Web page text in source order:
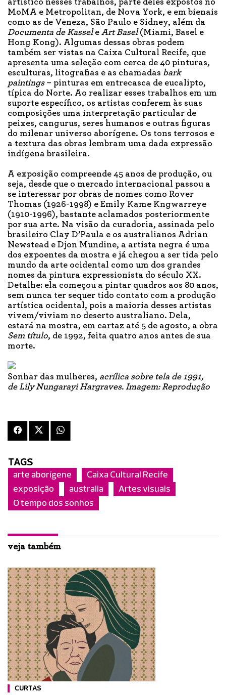
artístico nesses trabalhos, parte deles expostos no
MoMA e Metropolitan, de Nova York, e em bienais
como as de Veneza, São Paulo e Sidney, além da
Documenta de Kassele Art Basel(Miami, Basel e
Hong Kong). Algumas dessas obras podem
também ser vistas na Caixa Cultural Recife, que
apresenta uma seleção com cerca de 40 pinturas,
esculturas, litografias e as chamadas bark
paintings– pinturas em entrecasca de eucalipto,
típica do Norte. Ao realizar esses trabalhos em um
suporte específico, os artistas conferem às suas
composições uma interpretação particular de
peixes, cangurus, seres humanos e outras figuras
do milenar universo aborígene. Os tons terrosos e
a textura das obras lembram uma dada expressão
indígena brasileira.
A exposição compreende 45 anos de produção, ou
seja, desde que o mercado internacional passou a
se interessar por obras de nomes como Rover
Thomas (1926-1998) e Emily Kame Kngwarreye
(1910-1996), bastante aclamados posteriormente
por sua arte. Na visão da curadoria, assinada pelo
brasileiro Clay D’Paula e os australianos Adrian
Newstead e Djon Mundine, a artista negra é uma
dos expoentes da mostra e já chegou a ser tida pelo
mundo da arte ocidental como um dos grandes
nomes da pintura expressionista do século XX.
Detalhe: ela começou a pintar quadros aos 80 anos,
sem nunca ter sequer tido contato com a produção
artística ocidental, pois a maioria desses artistas
vivem/viviam no deserto australiano. Dela,
estará na mostra, em cartaz até 5 de agosto, a obra
Sem título, de 1992, feita quatro anos antes de sua
morte.
Sonhar das mulheres, acrílica sobre tela de 1991,
de Lily Nungarayi Hargraves. Imagem: Reprodução
TAGS
arte aborígene
Caixa Cultural Recife
exposição
australia
Artes visuais
O tempo dos sonhos
veja também
CURTAS